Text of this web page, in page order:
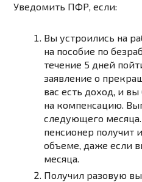
Уведомить ПФР, если:
Вы устроились на
на пособие по
течение 5 дней
заявление о
вас есть доход, и
на компенсацию.
следующего
пенсионер получит
объеме, даже если
месяца.
Получил разовую